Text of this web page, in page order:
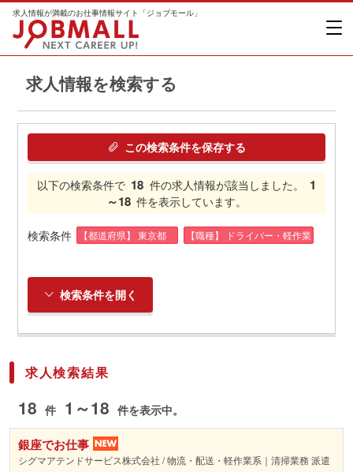
求人情報が満載のお仕事情報サイト「ジョブモール」
求人情報を検索する
この検索条件を保存する
以下の検索条件で 18 件の求人情報が該当しました。
1
～18 件を表示しています。
検索条件 【都道府県】 東京都 【職種】 ドライバー・軽作業
検索条件を開く
求人検索結果
18 件 1～18 件を表示中。
銀座でお仕事
シグマアテンドサービス株式会社 / 物流・配送・軽作業系｜清掃業務 派遣